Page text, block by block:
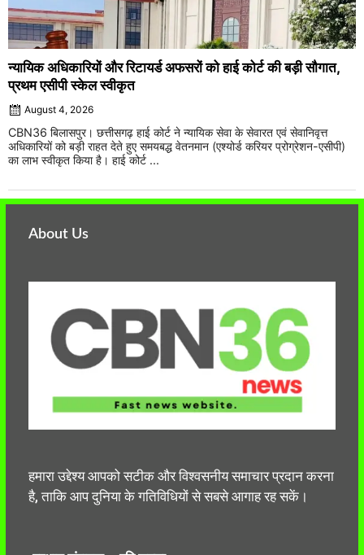
न्यायिक अधिकारियों और रिटायर्ड अफसरों को हाई कोर्ट की बड़ी सौगात,
प्रथम एसीपी स्केल स्वीकृत
August 4, 2026
CBN36 बिलासपुर। छत्तीसगढ़ हाई कोर्ट ने न्यायिक सेवा के सेवारत एवं सेवानिवृत्त
अधिकारियों को बड़ी राहत देते हुए समयबद्ध वेतनमान (एश्योर्ड करियर प्रोग्रेशन-एसीपी)
का लाभ स्वीकृत किया है। हाई कोर्ट ...
About Us
हमारा उद्देश्य आपको सटीक और विश्वसनीय समाचार प्रदान करना
है, ताकि आप दुनिया के गतिविधियों से सबसे आगाह रह सकें।